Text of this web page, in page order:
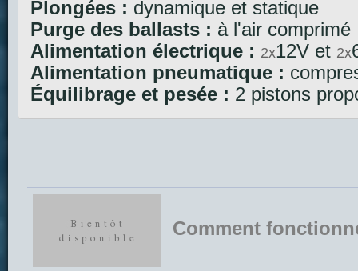
Plongées : dynamique et statique
Purge des ballasts : à l'air comprimé
Alimentation électrique : 2x12V et 2x
Alimentation pneumatique :
Équilibrage et pesée : 2 pistons
Comment